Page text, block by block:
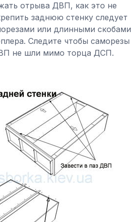
отрыва ДВП, как это не
заднюю стенку следует
или длинными скобами
Следите чтобы саморезы
не шли мимо торца ДСП.